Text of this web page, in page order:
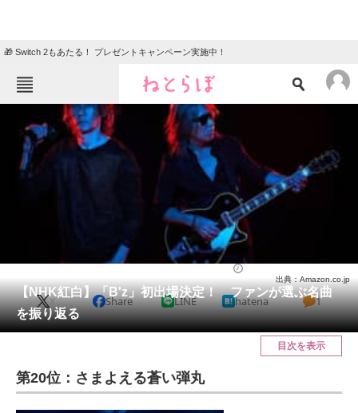
🎁 Switch 2もあたる！ プレゼントキャンペーン実施中！
ねとらぼメニュー
TOP ニュース
エンタメ クイズ
教育・育児
リサーチ
会員記事
メディア
ITの今と未来を見通す
【NHK紅白】「B'z」初出場決定！ ファンが選ぶ名曲
を振り返る
出典：Amazon.co.jp
X Share LINE hatena 1
目次を表示
第20位：さまよえる蒼い弾丸